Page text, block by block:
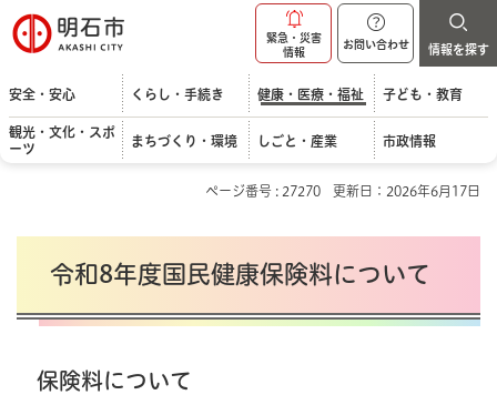
明石市
緊急・災害
情報
お問い合わせ 情報を探す
安全・安心 くらし・手続き 健康・医療・福祉 子ども・教育
観光・文化・スポ
ーツ
まちづくり・環境 しごと・産業 市政情報
ページ番号 : 27270 更新日：2026年6月17日
令和8年度国民健康保険料について
保険料について